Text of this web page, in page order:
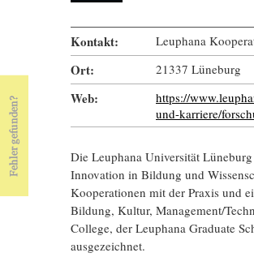
Kontakt: Leuphana
Ort: 21337 Lüneburg
Web:
https://
und-karriere/
Die Leuphana Universität
Innovation in Bildung und
Kooperationen mit der Praxis und
Bildung, Kultur, Management/
College, der Leuphana Graduate
ausgezeichnet.